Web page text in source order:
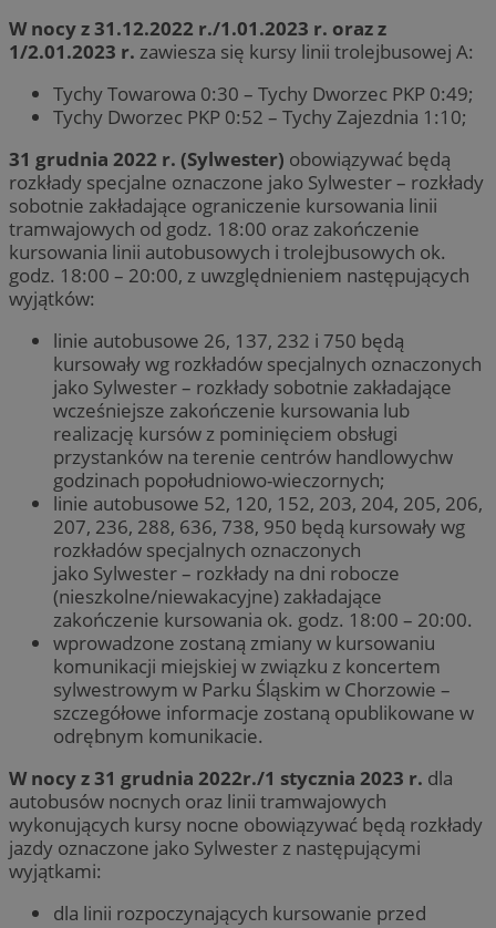
W nocy z 31.12.2022 r./1.01.2023 r. oraz z
1/2.01.2023 r. zawiesza się kursy linii trolejbusowej A:
Tychy Towarowa 0:30 – Tychy Dworzec PKP 0:49;
Tychy Dworzec PKP 0:52 – Tychy Zajezdnia 1:10;
31 grudnia 2022 r. (Sylwester) obowiązywać będą
rozkłady specjalne oznaczone jako Sylwester – rozkłady
sobotnie zakładające ograniczenie kursowania linii
tramwajowych od godz. 18:00 oraz zakończenie
kursowania linii autobusowych i trolejbusowych ok.
godz. 18:00 – 20:00, z uwzględnieniem następujących
wyjątków:
linie autobusowe 26, 137, 232 i 750 będą
kursowały wg rozkładów specjalnych oznaczonych
jako Sylwester – rozkłady sobotnie zakładające
wcześniejsze zakończenie kursowania lub
realizację kursów z pominięciem obsługi
przystanków na terenie centrów handlowychw
godzinach popołudniowo-wieczornych;
linie autobusowe 52, 120, 152, 203, 204, 205, 206,
207, 236, 288, 636, 738, 950 będą kursowały wg
rozkładów specjalnych oznaczonych
jako Sylwester – rozkłady na dni robocze
(nieszkolne/niewakacyjne) zakładające
zakończenie kursowania ok. godz. 18:00 – 20:00.
wprowadzone zostaną zmiany w kursowaniu
komunikacji miejskiej w związku z koncertem
sylwestrowym w Parku Śląskim w Chorzowie –
szczegółowe informacje zostaną opublikowane w
odrębnym komunikacie.
W nocy z 31 grudnia 2022r./1 stycznia 2023 r. dla
autobusów nocnych oraz linii tramwajowych
wykonujących kursy nocne obowiązywać będą rozkłady
jazdy oznaczone jako Sylwester z następującymi
wyjątkami:
dla linii rozpoczynających kursowanie przed